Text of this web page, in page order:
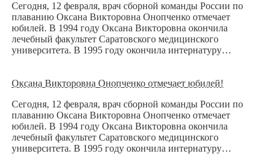
Сегодня, 12 февраля, врач сборной команды России по
плаванию Оксана Викторовна Онопченко отмечает
юбилей. В 1994 году Оксана Викторовна окончила
лечебный факультет Саратовского медицинского
университета. В 1995 году окончила интернатуру…
Оксана Викторовна Онопченко отмечает юбилей!
Сегодня, 12 февраля, врач сборной команды России по
плаванию Оксана Викторовна Онопченко отмечает
юбилей. В 1994 году Оксана Викторовна окончила
лечебный факультет Саратовского медицинского
университета. В 1995 году окончила интернатуру…